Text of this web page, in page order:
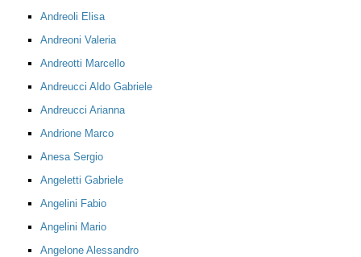
Andreoli Elisa
Andreoni Valeria
Andreotti Marcello
Andreucci Aldo Gabriele
Andreucci Arianna
Andrione Marco
Anesa Sergio
Angeletti Gabriele
Angelini Fabio
Angelini Mario
Angelone Alessandro